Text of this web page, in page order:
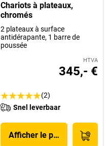
Chariots à plateaux,
chromés
2 plateaux à surface
antidérapante, 1 barre de
poussée
HTVA
345,- €
(2)
Snel leverbaar
Afficher le produit